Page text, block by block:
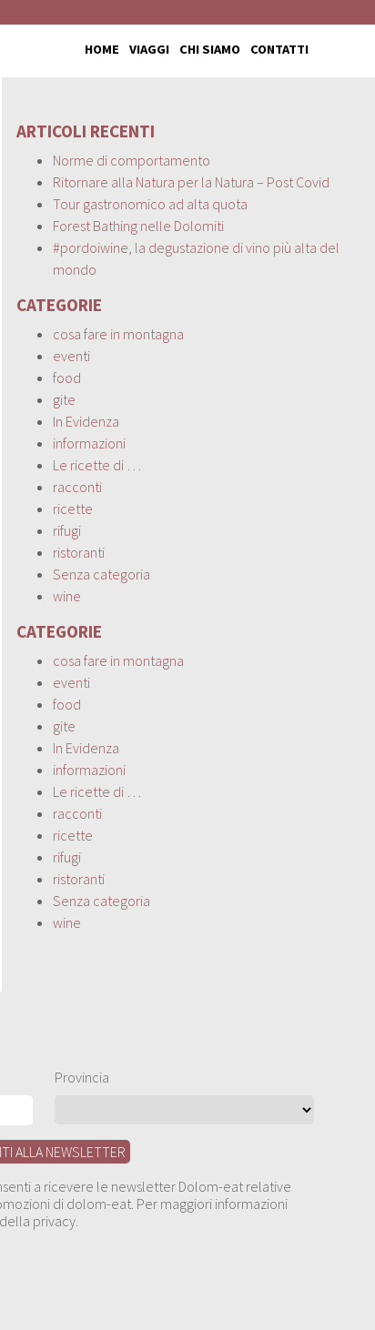
HOME VIAGGI CHI SIAMO CONTATTI
ARTICOLI RECENTI
Norme di comportamento
Ritornare alla Natura per la Natura – Post Covid
Tour gastronomico ad alta quota
Forest Bathing nelle Dolomiti
#pordoiwine, la degustazione di vino più alta del
mondo
CATEGORIE
cosa fare in montagna
eventi
food
gite
In Evidenza
informazioni
Le ricette di …
racconti
ricette
rifugi
ristoranti
Senza categoria
wine
CATEGORIE
cosa fare in montagna
eventi
food
gite
In Evidenza
informazioni
Le ricette di …
racconti
ricette
rifugi
ristoranti
Senza categoria
wine
Provincia
a ricevere le newsletter Dolom-eat relative
di dolom-eat. Per maggiori informazioni
privacy.